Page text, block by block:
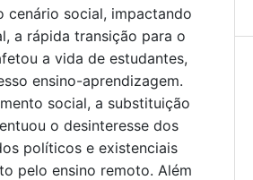
cenário social, impactando
a rápida transição para o
a vida de estudantes,
ensino-aprendizagem.
social, a substituição
o desinteresse dos
políticos e existenciais
pelo ensino remoto. Além